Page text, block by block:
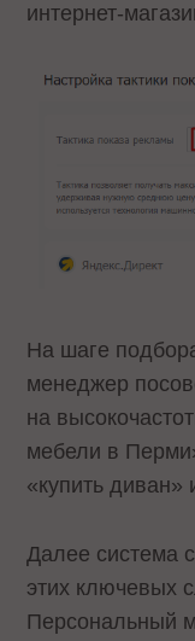
интернет-
На шаге
менеджер
на
мебели в
«купить диван»
Далее система
этих ключевых
Персональный